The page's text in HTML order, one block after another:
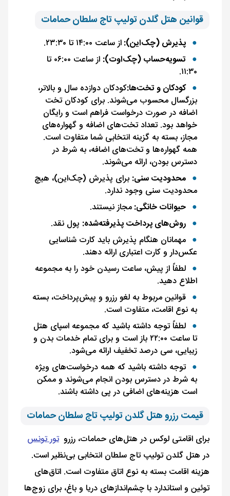
قوانین هتل گلدن تولیپ تاج سلطان حمامات
پذیرش (چک‌این):از ساعت ۱۴:۰۰ تا ۲۳:۳۰.
تسویه‌حساب (چک‌اوت):
از ساعت ۰۶:۰۰ تا
۱۱:۳۰.
کودکان و تخت‌ها:کودکان دوازده سال و بالاتر،
بزرگسال محسوب می‌شوند. برای کودکان تخت
اضافه در صورت درخواست فراهم است و رایگان
خواهد بود. تعداد تخت‌های اضافه و گهواره‌های
مجاز، بسته به گزینه انتخابی شما متفاوت است.
همه گهواره‌ها و تخت‌های اضافه، به شرط در
دسترس بودن، ارائه می‌شوند.
محدودیت سنی: برای پذیرش (چک‌این)، هیچ
محدودیت سنی وجود ندارد.
حیوانات خانگی:مجاز نیستند.
روش‌های پرداخت پذیرفته‌شده: پول نقد.
مهمانان هنگام پذیرش باید کارت شناسایی
عکس‌دار و کارت اعتباری ارائه دهند.
لطفاً از پیش، ساعت رسیدن خود را به مجموعه
اطلاع دهید.
قوانین مربوط به لغو رزرو و پیش‌پرداخت، بسته
به نوع اقامت، متفاوت است.
لطفاً توجه داشته باشید که مجموعه اسپای هتل
تا ساعت ۲۲:۰۰ باز است و برای تمام خدمات بدن و
زیبایی، سی درصد تخفیف ارائه می‌شود.
توجه داشته باشید که همه درخواست‌های ویژه
به شرط در دسترس بودن انجام می‌شوند و ممکن
است هزینه‌های اضافی در پی داشته باشند.
قیمت رزرو هتل گلدن تولیپ تاج سلطان حمامات
برای اقامتی لوکس در هتل‌های حمامات، رزرو تور تونس
در هتل گلدن تولیپ تاج سلطان انتخابی بی‌نظیر است.
هزینه اقامت بسته به نوع اتاق متفاوت است. اتاق‌های
توئین و استاندارد با چشم‌اندازهای دریا و باغ، برای زوج‌ها